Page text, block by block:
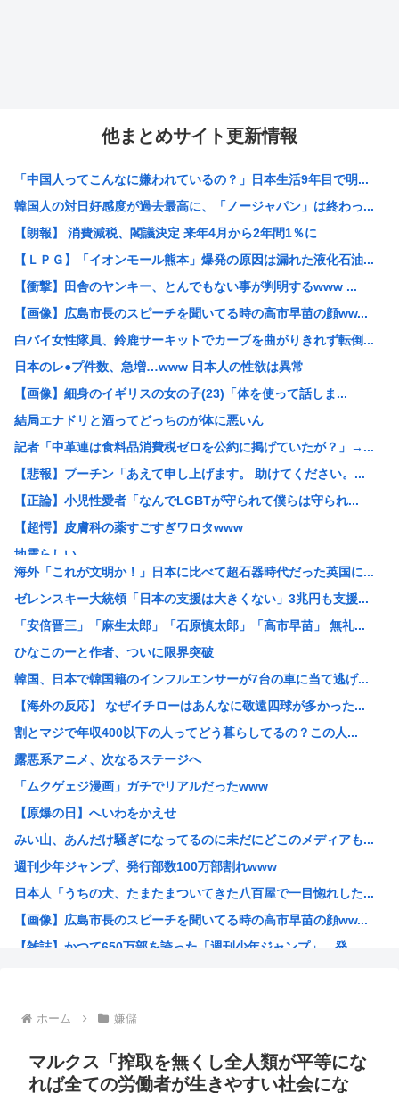
他まとめサイト更新情報
「中国人ってこんなに嫌われているの？」日本生活9年目で明...
韓国人の対日好感度が過去最高に、「ノージャパン」は終わっ...
【朗報】 消費減税、閣議決定 来年4月から2年間1％に
【ＬＰＧ】「イオンモール熊本」爆発の原因は漏れた液化石油...
【衝撃】田舎のヤンキー、とんでもない事が判明するwww ...
【画像】広島市長のスピーチを聞いてる時の高市早苗の顔ww...
白バイ女性隊員、鈴鹿サーキットでカーブを曲がりきれず転倒...
日本のレ●プ件数、急増…www 日本人の性欲は異常
【画像】細身のイギリスの女の子(23)「体を使って話しま...
結局エナドリと酒ってどっちのが体に悪いん
記者「中革連は食料品消費税ゼロを公約に掲げていたが？」→...
【悲報】プーチン「あえて申し上げます。 助けてください。...
【正論】小児性愛者「なんでLGBTが守られて僕らは守られ...
【超愕】皮膚科の薬すごすぎワロタwww
地震らしい
【画像】松本人志さん、大勢の若いファンに囲まれてご満悦
【画像】田舎のオフィスレディのTikTok、えっちすぎる
韓国人「日本で新発売Galaxy Z Foldが売り切れ...
【画像】辻希空ちゃん、顔だけで普通に使える
地球に落下する人工衛星のアルミニウムが大気に及ぼす影響を...
【朗報】みいちゃんと山田さん、大物漫画家たちから絶賛され...
【画像】ワイがBBA先輩から送られてきたライン、見るに耐...
【予算100万】 市長「特定外来生物クビアカは気持ち悪い...
日本の伝統文化『花火大会』、この5年で4分の1が消滅して...
職場の貸本の習慣が、本を大事にしないおばさんのせいで無く...
グラボ、国内価格4割値上げかwww
原爆投下81年
「おっちゃん女の子になってスクール水着を着たいねん」60...
警察官が60歳のおじいちゃんを射◯する動画が流出しやりす...
海外「これが文明か！」日本に比べて超石器時代だった英国に...
ゼレンスキー大統領「日本の支援は大きくない」3兆円も支援...
「安倍晋三」「麻生太郎」「石原慎太郎」「高市早苗」 無礼...
ひなこのーと作者、ついに限界突破
韓国、日本で韓国籍のインフルエンサーが7台の車に当て逃げ...
【海外の反応】 なぜイチローはあんなに敬遠四球が多かった...
割とマジで年収400以下の人ってどう暮らしてるの？この人...
露悪系アニメ、次なるステージへ
「ムクゲェジ漫画」ガチでリアルだったwww
【原爆の日】へいわをかえせ
みい山、あんだけ騒ぎになってるのに未だにどこのメディアも...
週刊少年ジャンプ、発行部数100万部割れwww
日本人「うちの犬、たまたまついてきた八百屋で一目惚れした...
【画像】広島市長のスピーチを聞いてる時の高市早苗の顔ww...
【雑誌】かつて650万部を誇った「週刊少年ジャンプ」、発...
海外「全部日本の真似だったのか…」 日本の普通のテレビ番...
海外「まるでトランプ」FIFAがW杯開催都市と結んだ約束...
7時間かけて描いたHな糸会がこちら
ホーム 嫌儲
マルクス「搾取を無くし全人類が平等にな
れば全ての労働者が生きやすい社会にな